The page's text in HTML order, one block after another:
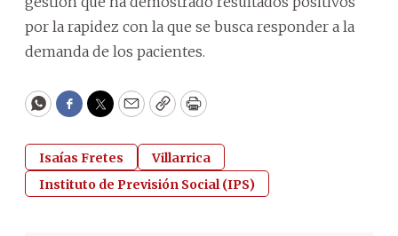
por la rapidez con la que se busca responder a la
demanda de los pacientes.
WhatsApp
Facebook
Twitter
EmailCopyPrint
Isaías Fretes
Villarrica
Instituto de Previsión Social (IPS)